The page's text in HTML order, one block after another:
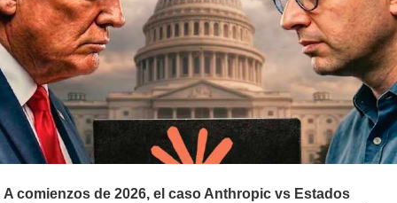
A comienzos de 2026, el caso Anthropic vs Estados